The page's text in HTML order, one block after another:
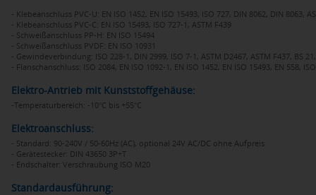
- Klebeanschluss PVC-U: EN ISO 1452, EN ISO 15493, ISO 727, DIN 8062, DIN 8063,
- Klebeanschluss PVC-C: EN ISO 15493, ISO 727-1, ASTM F439
- Schweißanschluss PP-H: EN ISO 15494
- Schweißanschluss PVDF: EN ISO 10931
- Gewindeverbindung: ISO 228-1, DIN 2999, ISO 7-1, ASTM D2467, ASTM F437, BS 21,
- Flanschanschluss: ISO 2084, EN ISO 1092-1, EN ISO 1452, EN ISO 15493, EN 558, ISO
Elektro-Antrieb mit Kunststoffgehäuse:
-Temperaturbereich: -10°C bis +55°C
Elektroanschluss:
- Standard: 90-240V / 50-60Hz (AC), optional 24V AC/DC ohne Aufpreis
- Gerätestecker: DIN 43650 3P+T
- Endschalter: Verschraubung ISO M20
Standardausführung: